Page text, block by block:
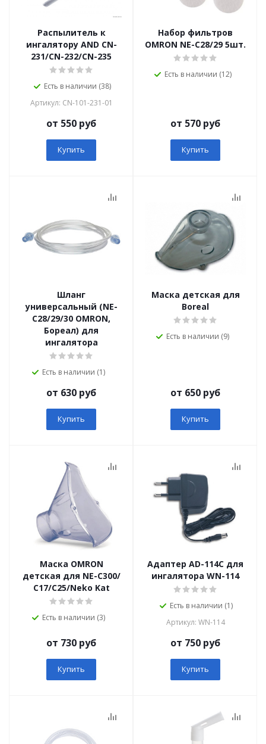
Распылитель к
ингалятору AND CN-
231/CN-232/CN-235
Есть в наличии (38)
Артикул: СN-101-231-01
от 550 руб
Купить
Набор фильтров
OMRON NE-C28/29 5шт.
Есть в наличии (12)
от 570 руб
Купить
Шланг
универсальный (NE-
C28/29/30 OMRON,
Бореал) для
ингалятора
Есть в наличии (1)
от 630 руб
Купить
Маска детская для
Boreal
Есть в наличии (9)
от 650 руб
Купить
Маска OMRON
детская для NE-C300/
С17/С25/Neko Kat
Есть в наличии (3)
от 730 руб
Купить
Адаптер AD-114C для
ингалятора WN-114
Есть в наличии (1)
Артикул: WN-114
от 750 руб
Купить